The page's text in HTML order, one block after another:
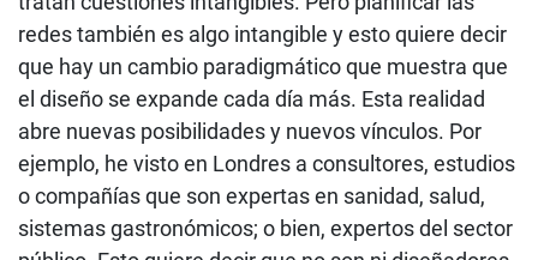
redes también es algo intangible y esto quiere decir
que hay un cambio paradigmático que muestra que
el diseño se expande cada día más. Esta realidad
abre nuevas posibilidades y nuevos vínculos. Por
ejemplo, he visto en Londres a consultores, estudios
o compañías que son expertas en sanidad, salud,
sistemas gastronómicos; o bien, expertos del sector